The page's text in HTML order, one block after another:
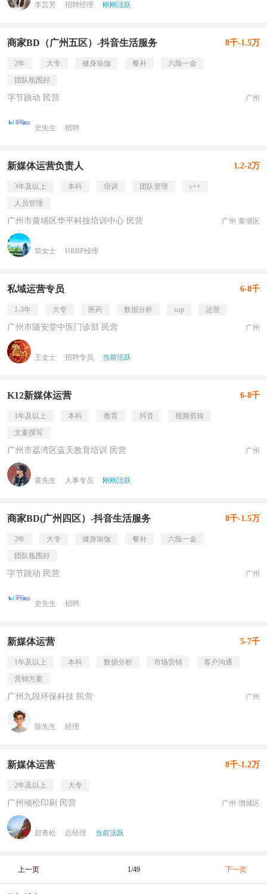
李芸芳 招聘经理 刚刚活跃
商家BD（广州五区）-抖音生活服务 8千-1.5万
2年 大专 健身瑜伽 餐补
六险一金
团队氛围好
字节跳动 民营 广州
史先生 招聘
新媒体运营负责人 1.2-2万
3年及以上 本科 培训 团队管理
c++
人员管理
广州市黄埔区华平科技培训中心 民营 广州·黄埔区
简女士 HRBP经理
私域运营专员 6-8千
1-3年 大专 医药 数据分析 sop 运营
广州市随安堂中医门诊部 民营 广州
王女士 招聘专员 当前活跃
K12新媒体运营 6-8千
1年及以上 本科 教育 抖音
视频剪辑
文案撰写
广州市荔湾区蓝天教育培训 民营 广州
黄先生 人事专员 刚刚活跃
商家BD(广州四区）-抖音生活服务 8千-1.5万
2年 大专 健身瑜伽 餐补
六险一金
团队氛围好
字节跳动 民营 广州
史先生 招聘
新媒体运营 5-7千
1年及以上 本科 数据分析 市场营销
客户沟通
营销方案
广州九段环保科技 民营 广州
陈先生 经理
新媒体运营 8千-1.2万
2年及以上 大专
广州倾松印刷 民营 广州·增城区
郑青松 总经理 当前活跃
上一页 1/49 下一页